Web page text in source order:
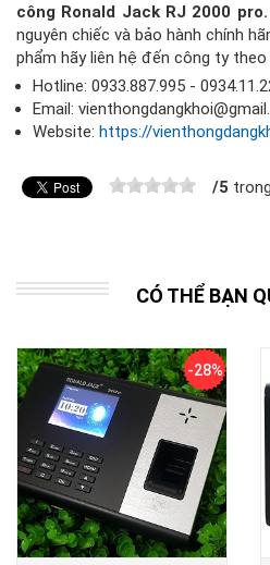
công Ronald Jack RJ 2000 pro.
nguyên chiếc và bảo hành chính
phẩm hãy liên hệ đến công ty
Hotline: 0933.887.995 -
Email:
Website: https://
/5 trong
CÓ THỂ BẠN
-28%